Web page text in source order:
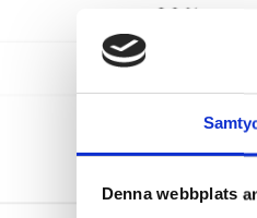
Denna webbplats